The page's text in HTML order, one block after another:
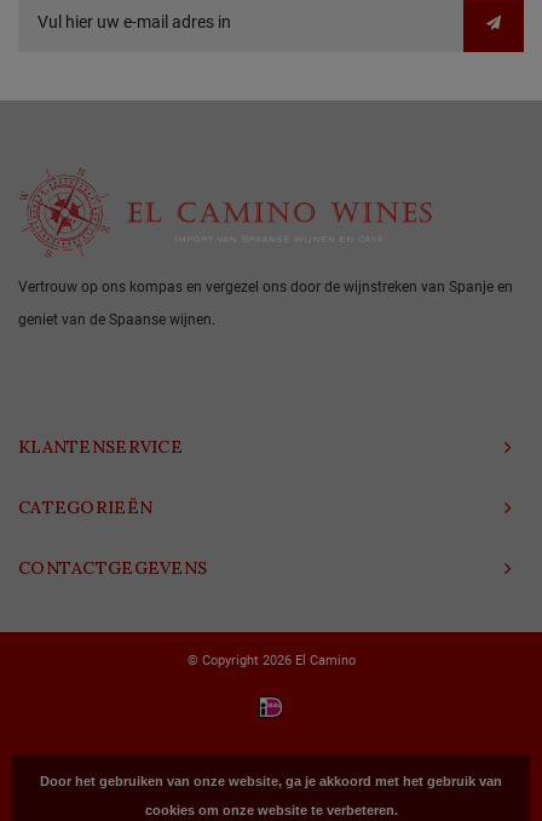
Vertrouw op ons kompas en vergezel ons door de wijnstreken van Spanje en
geniet van de Spaanse wijnen.
KLANTENSERVICE
CATEGORIEËN
CONTACTGEGEVENS
© Copyright 2026 El Camino
Door het gebruiken van onze website, ga je akkoord met het gebruik van
cookies om onze website te verbeteren.